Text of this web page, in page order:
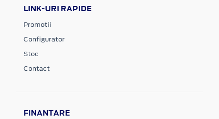
LINK-URI RAPIDE
Promotii
Configurator
Stoc
Contact
FINANTARE